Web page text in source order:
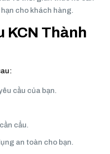
cho khách hàng.
KCN Thành
cầu của bạn.
cẩu.
an toàn cho bạn.